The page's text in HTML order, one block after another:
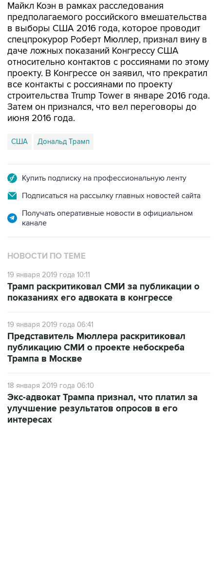
Майкл Коэн в рамках расследования
предполагаемого российского вмешательства
в выборы США 2016 года, которое проводит
спецпрокурор Роберт Мюллер, признал вину в
даче ложных показаний Конгрессу США
относительно контактов с россиянами по этому
проекту. В Конгрессе он заявил, что прекратил
все контакты с россиянами по проекту
строительства Trump Tower в январе 2016 года.
Затем он признался, что вел переговоры до
июня 2016 года.
США Дональд Трамп
Купить подписку на профессиональную ленту
Подписаться на рассылку главных новостей сайта
Получать оперативные новости в официальном
канале
НОВОСТИ ПО ТЕМЕ
19 января 2019 года 10:11
Трамп раскритиковал СМИ за публикации о
показаниях его адвоката в конгрессе
19 января 2019 года 06:41
Представитель Мюллера раскритиковал
публикацию СМИ о проекте небоскреба
Трампа в Москве
18 января 2019 года 06:10
Экс-адвокат Трампа признал, что платил за
улучшение результатов опросов в его
интересах